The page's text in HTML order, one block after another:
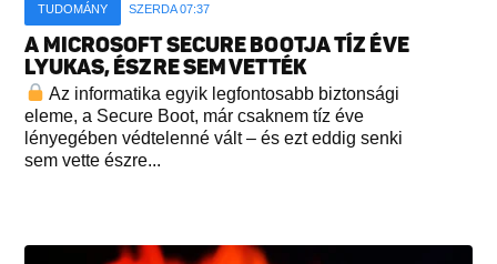
TUDOMÁNY SZERDA 07:37
A MICROSOFT SECURE BOOTJA TÍZ ÉVE
LYUKAS, ÉSZRE SEM VETTÉK
Az informatika egyik legfontosabb biztonsági
eleme, a Secure Boot, már csaknem tíz éve
lényegében védtelenné vált – és ezt eddig senki
sem vette észre...